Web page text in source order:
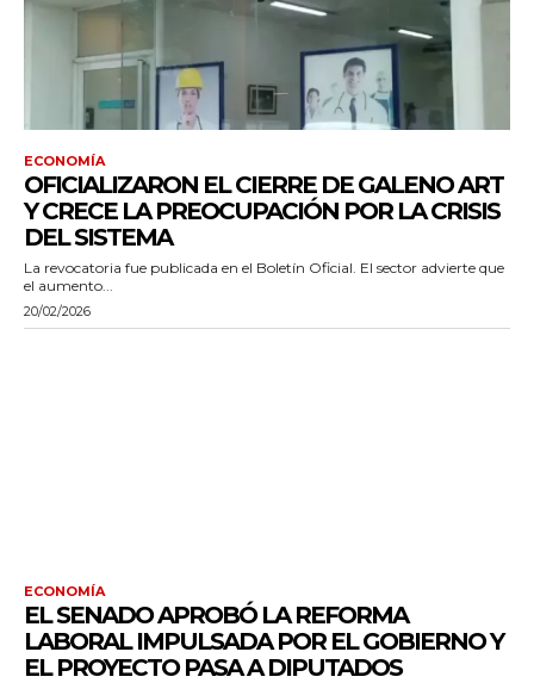
ECONOMÍA
OFICIALIZARON EL CIERRE DE GALENO ART
Y CRECE LA PREOCUPACIÓN POR LA CRISIS
DEL SISTEMA
La revocatoria fue publicada en el Boletín Oficial. El sector advierte que
el aumento...
20/02/2026
ECONOMÍA
EL SENADO APROBÓ LA REFORMA
LABORAL IMPULSADA POR EL GOBIERNO Y
EL PROYECTO PASA A DIPUTADOS